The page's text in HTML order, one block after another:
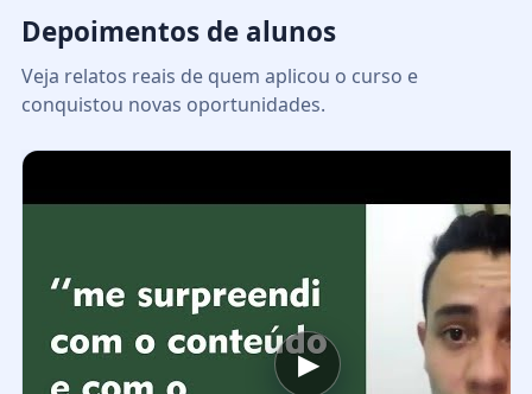
Depoimentos de alunos
Veja relatos reais de quem aplicou o curso e
conquistou novas oportunidades.
▶